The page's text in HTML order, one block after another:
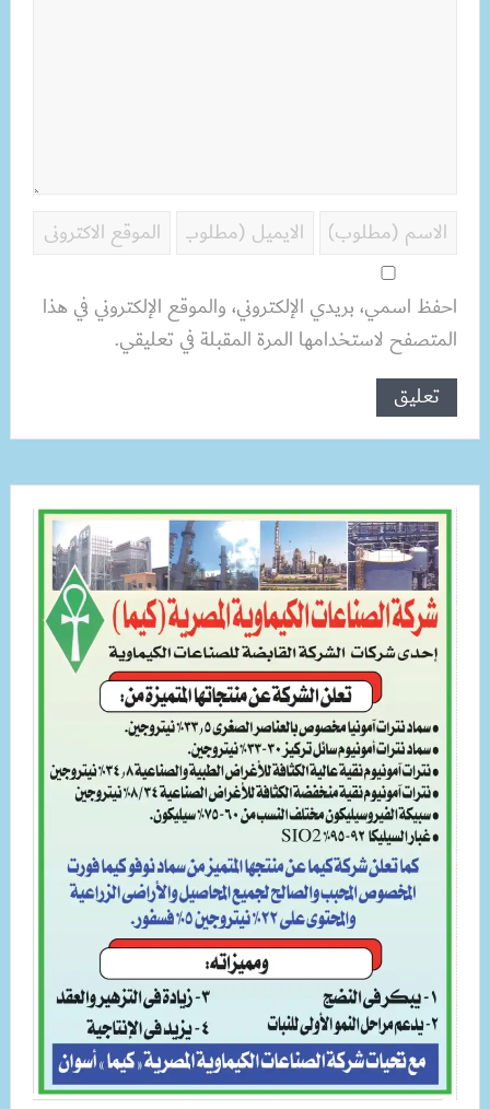
احفظ اسمي، بريدي الإلكتروني، والموقع الإلكتروني في هذا
المتصفح لاستخدامها المرة المقبلة في تعليقي.